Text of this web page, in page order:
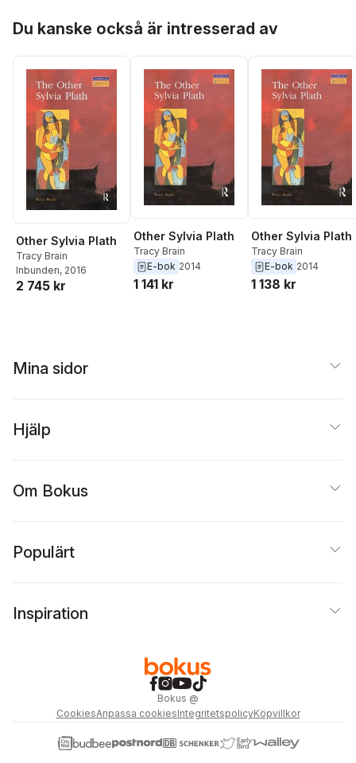
Du kanske också är intresserad av
Other Sylvia Plath
Tracy Brain
Inbunden, 2016
2 745 kr
Other Sylvia Plath
Tracy Brain
E-bok 2014
1 141 kr
Other Sylvia Plath
Tracy Brain
E-bok 2014
1 138 kr
Mina sidor
Hjälp
Om Bokus
Populärt
Inspiration
Bokus @
CookiesAnpassa cookiesIntegritetspolicyKöpvillkor